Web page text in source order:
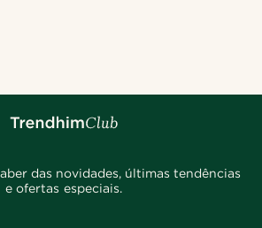
das novidades, últimas tendências
e ofertas especiais.